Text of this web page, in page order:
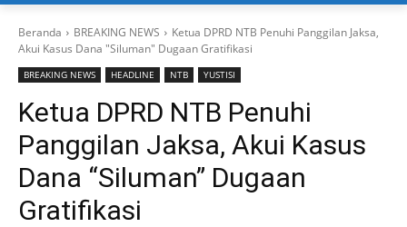
Beranda BREAKING NEWS
Ketua DPRD NTB Penuhi Panggilan Jaksa,
Akui Kasus Dana "Siluman" Dugaan Gratifikasi
BREAKING NEWS HEADLINE NTB YUSTISI
Ketua DPRD NTB Penuhi
Panggilan Jaksa, Akui Kasus
Dana “Siluman” Dugaan
Gratifikasi